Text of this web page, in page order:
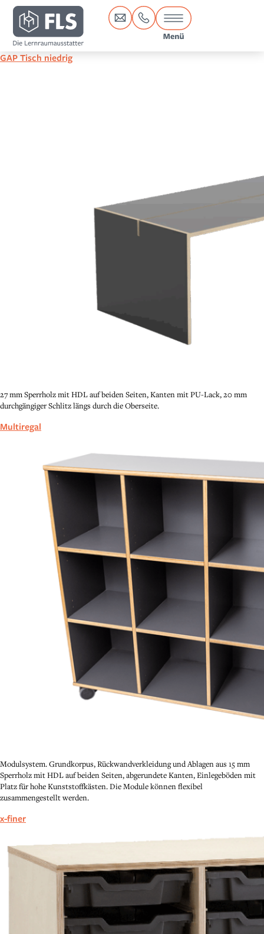
springen
GAP Tisch niedrig
27 mm Sperrholz mit HDL auf beiden Seiten, Kanten mit PU-Lack, 20 mm
durchgängiger Schlitz längs durch die Oberseite.
Multiregal
Modulsystem. Grundkorpus, Rückwandverkleidung und Ablagen aus 15 mm
Sperrholz mit HDL auf beiden Seiten, abgerundete Kanten, Einlegeböden mit
Platz für hohe Kunststoffkästen. Die Module können flexibel
zusammengestellt werden.
x-finer